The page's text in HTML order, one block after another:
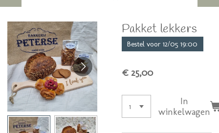
Pakket lekkers
Bestel voor 12/05 19:00
€ 25,00
In
winkelwagen